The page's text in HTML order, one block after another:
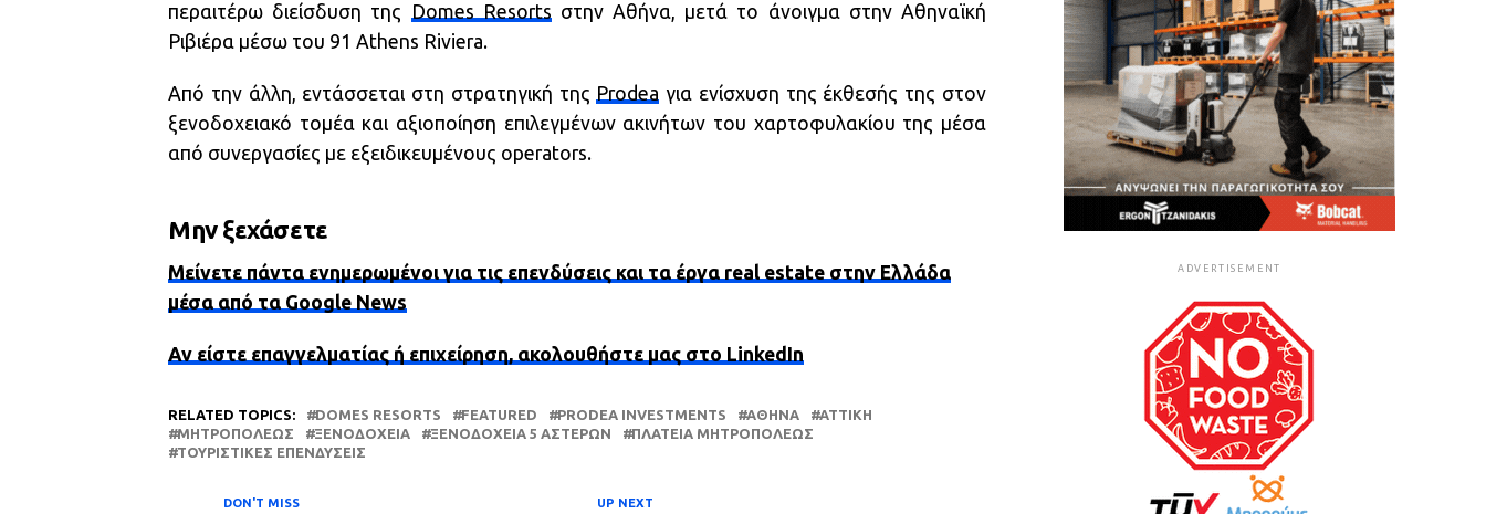
περαιτέρω διείσδυση της
Domes Resorts στην Αθήνα, μετά το άνοιγμα στην Αθηναϊκή
Ριβιέρα μέσω του 91 Athens Riviera.
Από την άλλη, εντάσσεται στη στρατηγική της Prodea για ενίσχυση της έκθεσής της στον
ξενοδοχειακό τομέα και αξιοποίηση επιλεγμένων ακινήτων του χαρτοφυλακίου της μέσα
από συνεργασίες με εξειδικευμένους operators.
Μην ξεχάσετε
Μείνετε πάντα ενημερωμένοι για τις επενδύσεις και τα έργα real estate στην Ελλάδα
μέσα από τα Google News
Αν είστε επαγγελματίας ή επιχείρηση, ακολουθήστε μας στο LinkedIn
RELATED TOPICS: DOMES RESORTS FEATURED PRODEA INVESTMENTS ΑΘΉΝΑ
ΑΤΤΙΚΗ
ΜΗΤΡΟΠΌΛΕΩΣ
ΞΕΝΟΔΟΧΕΊΑ ΞΕΝΟΔΟΧΕΊΑ 5 ΑΣΤΈΡΩΝ
ΠΛΑΤΕΊΑ ΜΗΤΡΟΠΌΛΕΩΣ
ΤΟΥΡΙΣΤΙΚΈΣ ΕΠΕΝΔΎΣΕΙΣ
UP NEXT
DON'T MISS
ADVERTISEMENT